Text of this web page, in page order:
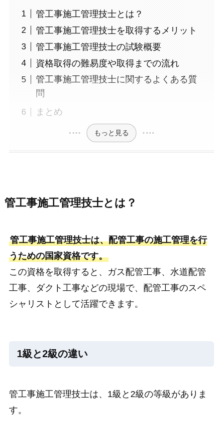
管工事施工管理技士とは？
管工事施工管理技士を取得するメリット
管工事施工管理技士の試験概要
資格取得の難易度や取得までの流れ
管工事施工管理技士に関するよくある質
問
まとめ
もっと見る
管工事施工管理技士とは？
管工事施工管理技士は、配管工事の施工管理を行
うための国家資格です。
この資格を取得すると、ガス配管工事、水道配管
工事、ダクト工事などの現場で、配管工事のスペ
シャリストとして活躍できます。
1級と2級の違い
管工事施工管理技士は、1級と2級の等級がありま
す。